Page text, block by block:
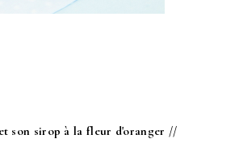
son sirop à la fleur d'oranger //